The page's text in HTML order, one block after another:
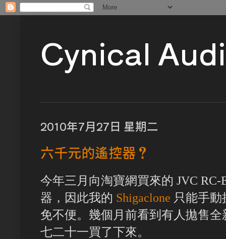
Cynical
2010年7月27日 星期二
六千元的遙控器？
今年三月向淘寶網買來的 JVC
器，因此我的 Shigaclone 只能手
免不便。幾個月前看到有人拋售全
七二十一買了下來。